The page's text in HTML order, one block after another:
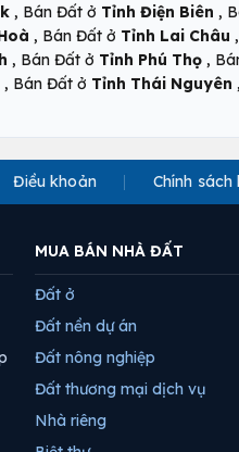
, Bán Đất ở Tỉnh Điện Biên ,
, Bán Đất ở Tỉnh Lai Châu ,
, Bán Đất ở Tỉnh Phú Thọ ,
, Bán Đất ở Tỉnh Thái Nguyên ,
Điều khoản Chính
MUA BÁN NHÀ ĐẤT
Đất ở
Đất nền dự án
Đất nông nghiệp
Đất thương mại dịch vụ
Nhà riêng